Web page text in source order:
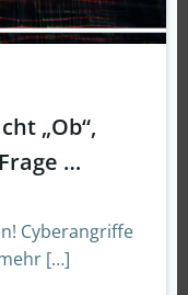
„Ob“,
…
Cyberangriffe
[…]